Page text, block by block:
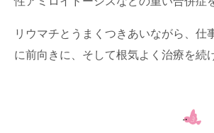
リウマチとうまくつきあいながら、
に前向きに、そして根気よく治療を続